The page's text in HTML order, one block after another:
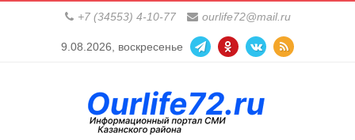
+7 (34553) 4-10-77 ourlife72@mail.ru
9.08.2026, воскресенье